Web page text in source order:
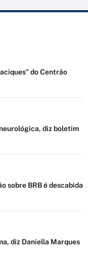
do Centrão
diz boletim
sobre BRB é descabida
diz Daniella Marques